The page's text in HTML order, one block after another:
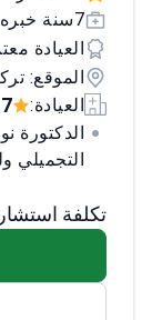
7سنة خبره ١٦ سنة
العيادة
الموقع:
العيادة:
الدكتورة
التجميلي
وتمتلك
تكلفة